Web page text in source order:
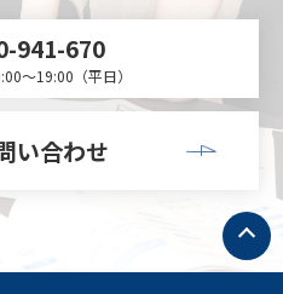
941-670
～19:00（平日）
い合わせ
ト
ッ
プ
へ